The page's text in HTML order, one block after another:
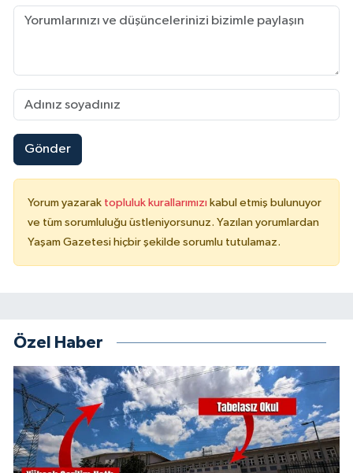
Gönder
Yorum yazarak topluluk kurallarımızı kabul etmiş bulunuyor
ve tüm sorumluluğu üstleniyorsunuz. Yazılan yorumlardan
Yaşam Gazetesi hiçbir şekilde sorumlu tutulamaz.
Özel Haber